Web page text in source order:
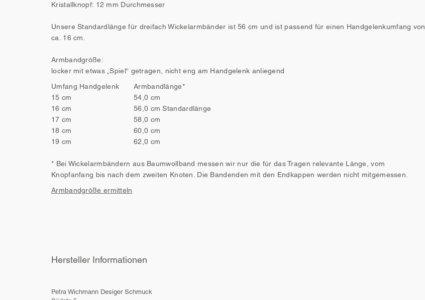
Kristallknopf: 12 mm Durchmesser
Unsere Standardlänge für dreifach Wickelarmbänder ist 56 cm und ist passend für einen Handgelenkumfang von
ca. 16 cm.
Armbandgröße:
locker mit etwas „Spiel“ getragen, nicht eng am Handgelenk anliegend
Umfang Handgelenk
Armbandlänge*
15 cm
54,0 cm
16 cm
56,0 cm Standardlänge
17 cm
58,0 cm
18 cm
60,0 cm
19 cm
62,0 cm
* Bei Wickelarmbändern aus Baumwollband messen wir nur die für das Tragen relevante Länge, vom
Knopfanfang bis nach dem zweiten Knoten. Die Bandenden mit den Endkappen werden nicht mitgemessen.
Armbandgröße ermitteln
Hersteller Informationen
Petra Wichmann Desiger Schmuck